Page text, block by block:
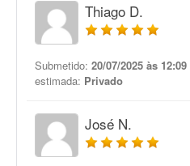
Thiago D.
Submetido: 20/07/2025 às 12:09
estimada: Privado
José N.